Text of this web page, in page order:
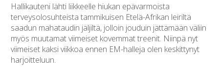
Hallikauteni lähti liikkeelle hiukan epävarmoista
terveysolosuhteista tammikuisen Etelä-Afrikan leiriltä
saadun mahataudin jäljiltä, jolloin jouduin jättämään väliin
myös muutamat viimeiset kovemmat treenit. Niinpä nyt
viimeiset kaksi viikkoa ennen EM-halleja olen keskittynyt
harjoitteluun.